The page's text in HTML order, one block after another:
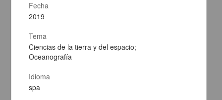
Carta de Francisco Martínez Baca a Francisco I. Madero
felicitándolo por el triunfo de la causa
Fecha
2019
Tema
Ciencias de la tierra y del espacio;
Oceanografía
Idioma
spa